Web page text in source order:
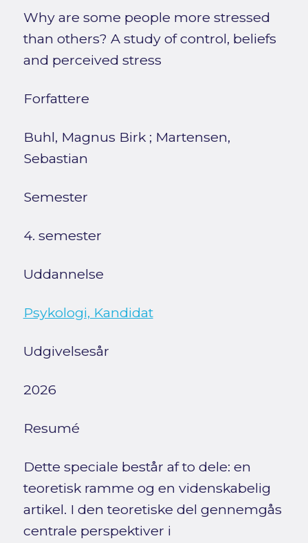
Why are some people more stressed
than others? A study of control, beliefs
and perceived stress
Forfattere
Buhl, Magnus Birk; Martensen,
Sebastian
Semester
4. semester
Uddannelse
Psykologi, Kandidat
Udgivelsesår
2026
Resumé
Dette speciale består af to dele: en
teoretisk ramme og en videnskabelig
artikel. I den teoretiske del gennemgås
centrale perspektiver i